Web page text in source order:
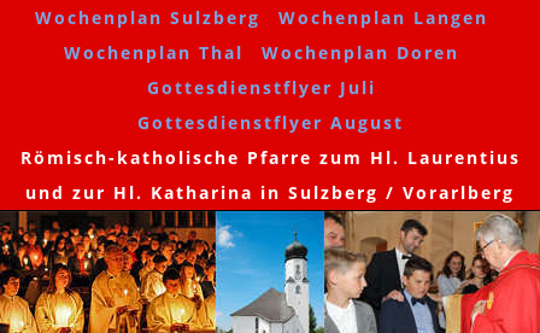
Wochenplan Sulzberg
Wochenplan Langen
Wochenplan Thal
Wochenplan Doren
Gottesdienstflyer Juli
Gottesdienstflyer August
Römisch-katholische Pfarre zum Hl. Laurentius
und zur Hl. Katharina in Sulzberg / Vorarlberg